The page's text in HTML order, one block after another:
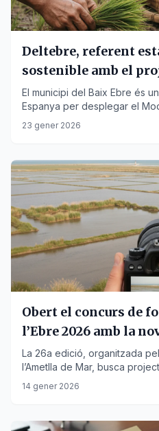
Deltebre, referent
sostenible amb el
El municipi del Baix Ebre és
Espanya per desplegar el
d’Experiències Agroturístiques.
23 gener 2026
Obert el concurs de
l’Ebre 2026 amb la
telemàtic
La 26a edició, organitzada
l’Ametlla de Mar, busca
cultural del territori.
14 gener 2026